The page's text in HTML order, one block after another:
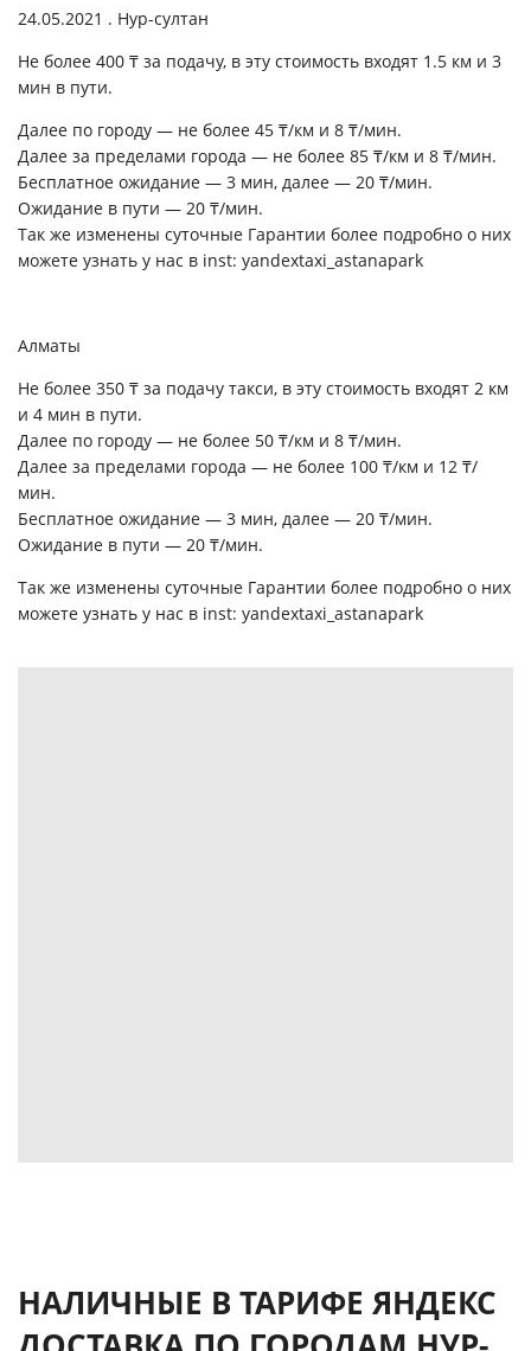
24.05.2021 . Нур-султан
Не более 400 ₸ за подачу, в эту стоимость входят 1.5 км и 3
мин в пути.
Далее по городу — не более 45 ₸/км и 8 ₸/мин.
Далее за пределами города — не более 85 ₸/км и 8 ₸/мин.
Бесплатное ожидание — 3 мин, далее — 20 ₸/мин.
Ожидание в пути — 20 ₸/мин.
Так же изменены суточные Гарантии более подробно о них
можете узнать у нас в inst: yandextaxi_astanapark
Алматы
Не более 350 ₸ за подачу такси, в эту стоимость входят 2 км
и 4 мин в пути.
Далее по городу — не более 50 ₸/км и 8 ₸/мин.
Далее за пределами города — не более 100 ₸/км и 12 ₸/
мин.
Бесплатное ожидание — 3 мин, далее — 20 ₸/мин.
Ожидание в пути — 20 ₸/мин.
Так же изменены суточные Гарантии более подробно о них
можете узнать у нас в inst: yandextaxi_astanapark
НАЛИЧНЫЕ В ТАРИФЕ ЯНДЕКС